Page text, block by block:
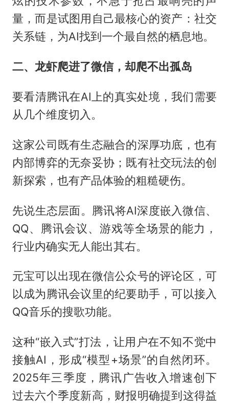
量，而是试图用自己最核心的资产：社交
关系链，为AI找到一个最自然的栖息地。
二、龙虾爬进了微信，却爬不出孤岛
要看清腾讯在AI上的真实处境，我们需要
从几个维度切入。
这家公司既有生态融合的深厚功底，也有
内部博弈的无奈妥协；既有社交玩法的创
新探索，也有产品体验的粗糙硬伤。
先说生态层面。腾讯将AI深度嵌入微信、
QQ、腾讯会议、游戏等全场景的能力，
行业内确实无人能出其右。
元宝可以出现在微信公众号的评论区，可
以成为腾讯会议里的纪要助手，可以接入
QQ音乐的搜歌功能。
这种“嵌入式”打法，让用户在不知不觉中
接触AI，形成“模型+场景”的自然闭环。
2025年三季度，腾讯广告收入增速创下
过去六个季度新高，财报明确提到这得益